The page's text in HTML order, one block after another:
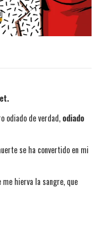
odiado de verdad, odiado
se ha convertido en mi
hierva la sangre, que